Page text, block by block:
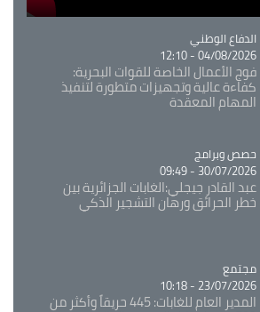
Catégorie
الدفاع الوطني
04/08/2026 - 12:10
فوج الأعمال الخاصة للقوات البحرية:
كفاءة عالية وتجهيزات متطورة لتنفيذ
المهام المعقدة
Catégorie
حصص وبرامج
30/07/2026 - 09:49
عبد القادر جيجلي:الغابات الجزائرية بين
خطر الحرائق ورهان التشجير الذكي
Catégorie
مجتمع
23/07/2026 - 10:18
المدير العام للغابات: 445 حريقاً وأكثر من